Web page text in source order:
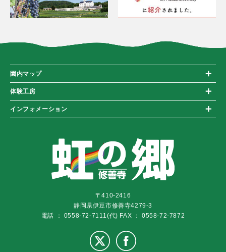
〒410-2416
静岡県伊豆市修善寺4279-3
電話 ： 0558-72-7111(代) FAX ： 0558-72-7872
園内マップ
体験工房
インフォメーション